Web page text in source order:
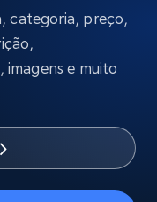
categoria, preço,
imagens e muito